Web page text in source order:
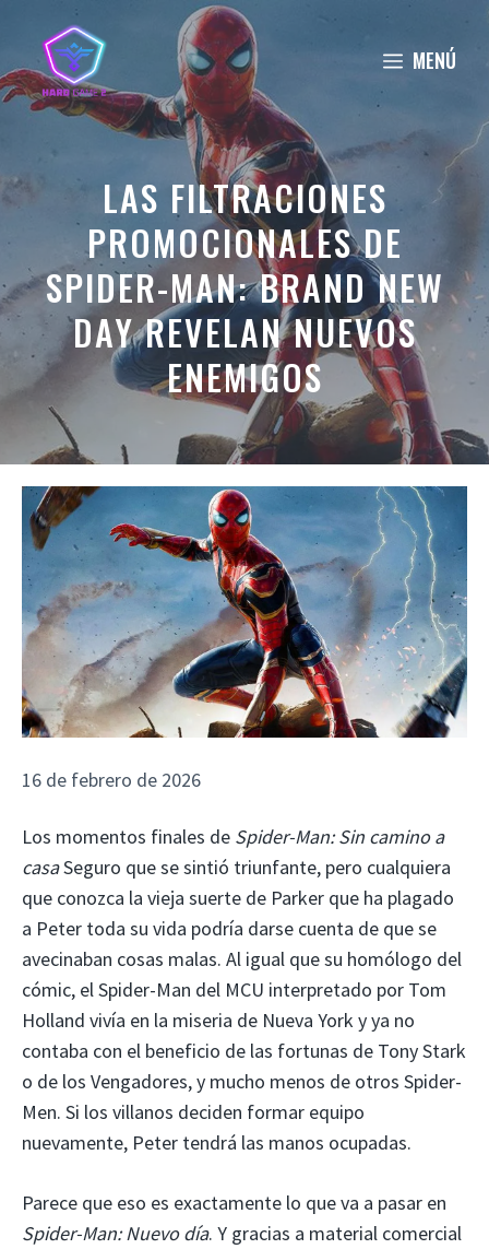
contenido
MENÚ
LAS FILTRACIONES
PROMOCIONALES DE
SPIDER-MAN: BRAND NEW
DAY REVELAN NUEVOS
ENEMIGOS
16 de febrero de 2026
Los momentos finales de Spider-Man: Sin camino a
casaSeguro que se sintió triunfante, pero cualquiera
que conozca la vieja suerte de Parker que ha plagado
a Peter toda su vida podría darse cuenta de que se
avecinaban cosas malas. Al igual que su homólogo del
cómic, el Spider-Man del MCU interpretado por Tom
Holland vivía en la miseria de Nueva York y ya no
contaba con el beneficio de las fortunas de Tony Stark
o de los Vengadores, y mucho menos de otros Spider-
Men. Si los villanos deciden formar equipo
nuevamente, Peter tendrá las manos ocupadas.
Parece que eso es exactamente lo que va a pasar en
Spider-Man: Nuevo día. Y gracias a material comercial